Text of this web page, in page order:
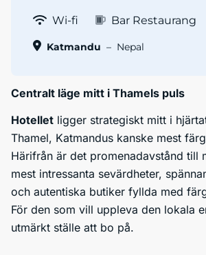
Wi-fi Bar Restaurang
Katmandu – Nepal
Centralt läge mitt i Thamels puls
Hotellet ligger strategiskt mitt i
Thamel, Katmandus kanske mest
Härifrån är det promenadavstånd till
mest intressanta sevärdheter,
och autentiska butiker fyllda med
För den som vill uppleva den lokala
utmärkt ställe att bo på.